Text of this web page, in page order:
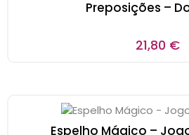
Preposições –
21,80 €
Espelho Mágico –